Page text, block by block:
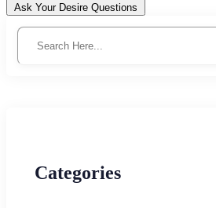
Ask Your Desire Questions
Categories